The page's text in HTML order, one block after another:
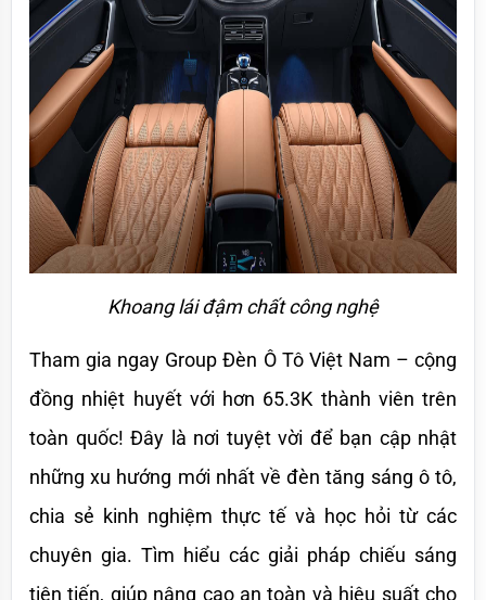
Khoang lái đậm chất công nghệ
Tham gia ngay Group Đèn Ô Tô Việt Nam – cộng
đồng nhiệt huyết với hơn 65.3K thành viên trên
toàn quốc! Đây là nơi tuyệt vời để bạn cập nhật
những xu hướng mới nhất về đèn tăng sáng ô tô,
chia sẻ kinh nghiệm thực tế và học hỏi từ các
chuyên gia. Tìm hiểu các giải pháp chiếu sáng
tiên tiến, giúp nâng cao an toàn và hiệu suất cho